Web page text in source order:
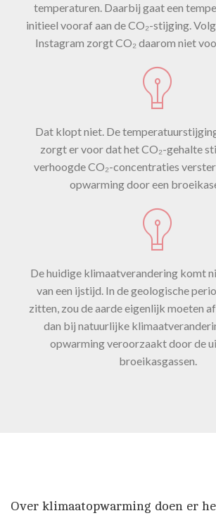
temperaturen. Daarbij gaat een
initieel vooraf aan de CO₂-stijging.
Instagram zorgt CO₂ daarom niet
Dat klopt niet. De
zorgt er voor dat het CO₂-gehalte
verhoogde CO₂-concentraties
opwarming door een
De huidige klimaatverandering komt
van een ijstijd. In de geologische
zitten, zou de aarde eigenlijk moeten
dan bij natuurlijke
opwarming veroorzaakt door de
broeikasgassen.
Over klimaatopwarming doen er